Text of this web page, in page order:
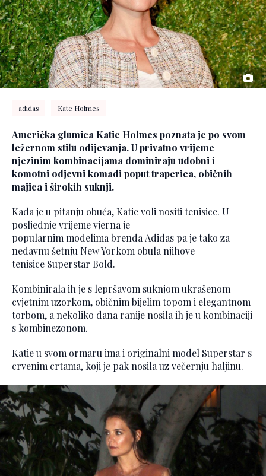
adidas Kate Holmes
Američka glumica Katie Holmes poznata je po svom
ležernom stilu odijevanja. U privatno vrijeme
njezinim kombinacijama dominiraju udobni i
komotni odjevni komadi poput traperica, običnih
majica i širokih suknji.
Kada je u pitanju obuća, Katie voli nositi tenisice. U
posljednje vrijeme vjerna je
popularnim modelima brenda Adidas pa je tako za
nedavnu šetnju New Yorkom obula njihove
tenisice Superstar Bold.
Kombinirala ih je s lepršavom suknjom ukrašenom
cvjetnim uzorkom, običnim bijelim topom i elegantnom
torbom, a nekoliko dana ranije nosila ih je u kombinaciji
s kombinezonom.
Katie u svom ormaru ima i originalni model Superstar s
crvenim crtama, koji je pak nosila uz večernju haljinu.